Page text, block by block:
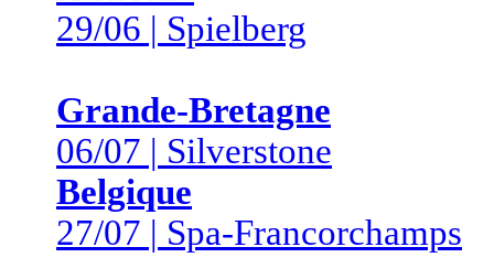
29/06 | Spielberg
Grande-Bretagne
06/07 | Silverstone
Belgique
27/07 | Spa-Francorchamps